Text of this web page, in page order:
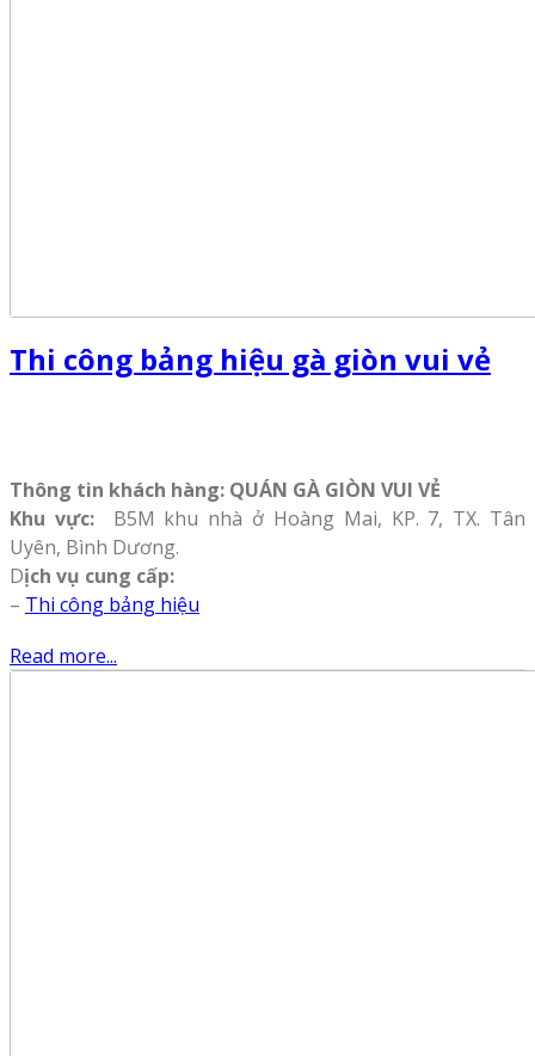
Thi công bảng hiệu gà giòn vui vẻ
Thông tin khách hàng: QUÁN GÀ GIÒN VUI VẺ
Khu vực:
B5M khu nhà ở Hoàng Mai, KP. 7, TX. Tân
Uyên, Bình Dương.
Dịch vụ cung cấp:
– Thi công bảng hiệu
Read more...